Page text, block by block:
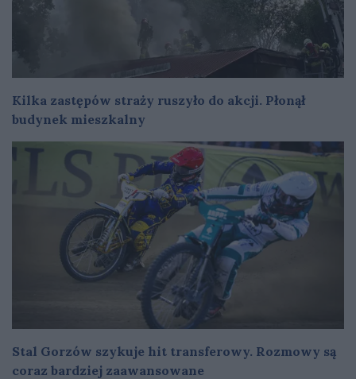
Kilka zastępów straży ruszyło do akcji. Płonął
budynek mieszkalny
Stal Gorzów szykuje hit transferowy. Rozmowy są
coraz bardziej zaawansowane